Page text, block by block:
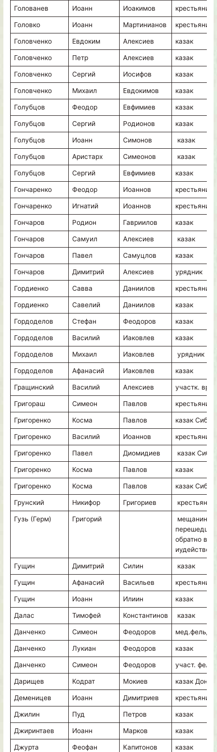
Голованев Иоанн Иоакимов крестьянин
Головко Иоанн Мартинианов крестьянин
Головченко Евдоким Алексиев казак
Головченко Петр Алексиев казак
Головченко Сергий Иосифов казак
Головченко Михаил Евдокимов казак
Голубцов Феодор Евфимиев казак
Голубцов Сергий Родионов казак
Голубцов Иоанн Симонов казак
Голубцов Аристарх Симеонов казак
Голубцов Сергий Евфимиев казак
Гончаренко Феодор Иоаннов крестьянин
Гончаренко Игнатий Иоаннов крестьянин
Гончаров Родион Гавриилов казак
Гончаров Самуил Алексиев казак
Гончаров Павел Самуцлов казак
Гончаров Димитрий Алексиев урядник
Гордиенко Савва Даниилов крестьянин
Гордиенко Савелий Даниилов казак
Гордоделов Стефан Феодоров казак
Гордоделов Василий Иаковлев казак
Гордоделов Михаил Иаковлев урядник
Гордоделов Афанасий Иаковлев казак
Гращинский Василий Алексиев участк. врач
Григораш Симеон Павлов крестьянин
Григоренко Косма Павлов казак
Григоренко Василий Иоаннов крестьянин
Григоренко Павел Диомидиев казак
Григоренко Косма Павлов казак
Григоренко Косма Павлов казак
Грунский Никифор Григориев крестьянин
Гузь (Герм) Григорий
мещанин
перешедший
обратно в
иудейство
Гущин Димитрий Силин казак
Гущин Афанасий Васильев крестьянин
Гущин Иоанн Илиин казак
Далас Тимофей Константинов казак
Данченко Симеон Феодоров мед.фельд
Данченко Лукиан Феодоров казак
Данченко Симеон Феодоров участ.
Дарищев Кодрат Мокиев казак
Деменицев Иоанн Димитриев крестьянин
Джилин Пуд Петров казак
Джиринтаев Иоанн Марков казак
Джурта Феофан Капитонов казак